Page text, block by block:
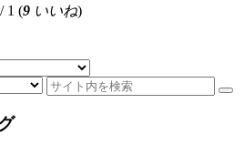
(9 いいね)